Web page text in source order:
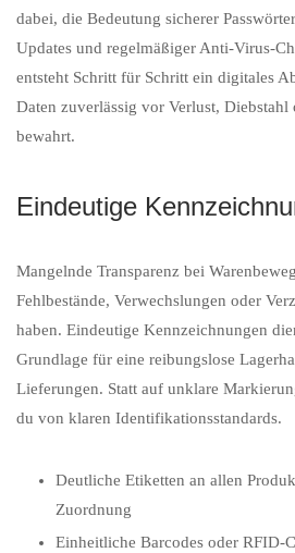
dabei, die Bedeutung sicherer
Updates und regelmäßiger Anti-Virus-
entsteht Schritt für Schritt ein digitales
Daten zuverlässig vor Verlust,
bewahrt.
Eindeutige
Mangelnde Transparenz bei
Fehlbestände, Verwechslungen oder
haben. Eindeutige Kennzeichnungen
Grundlage für eine reibungslose
Lieferungen. Statt auf unklare
du von klaren Identifikationsstandards.
Deutliche Etiketten an allen
Zuordnung
Einheitliche Barcodes oder RFID-